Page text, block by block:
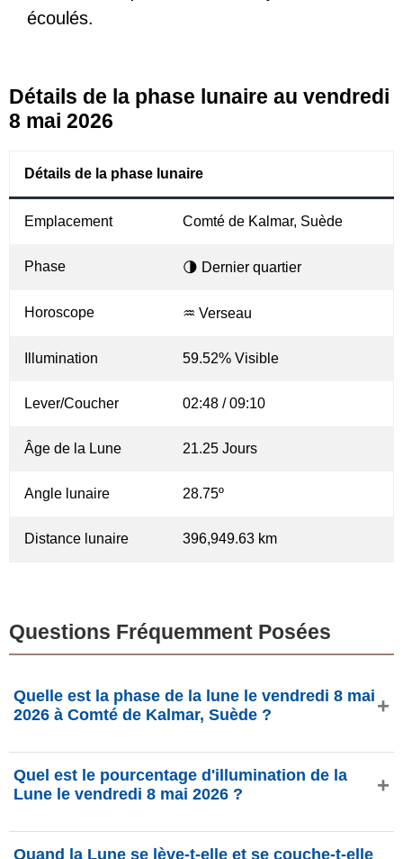
écoulés.
Détails de la phase lunaire au vendredi
8 mai 2026
Détails de la phase lunaire
Emplacement Comté de Kalmar, Suède
Phase 🌗 Dernier quartier
Horoscope ♒ Verseau
Illumination 59.52% Visible
Lever/Coucher 02:48 / 09:10
Âge de la Lune 21.25 Jours
Angle lunaire 28.75º
Distance lunaire 396,949.63 km
Questions Fréquemment Posées
Quelle est la phase de la lune le vendredi 8 mai
2026 à Comté de Kalmar, Suède ?
Lune est dans la phase Dernier quartier avec 59.52%
d'illumination, elle a 21.25 jours et se situe dans la
phasesmoon.com.
Quel est le pourcentage d'illumination de la
Lune le vendredi 8 mai 2026 ?
Quand la Lune se lève-t-elle et se couche-t-elle